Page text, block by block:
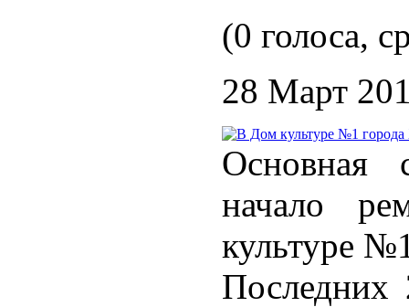
(0 голоса,
28 Март
Основная
начало
культуре
Последних